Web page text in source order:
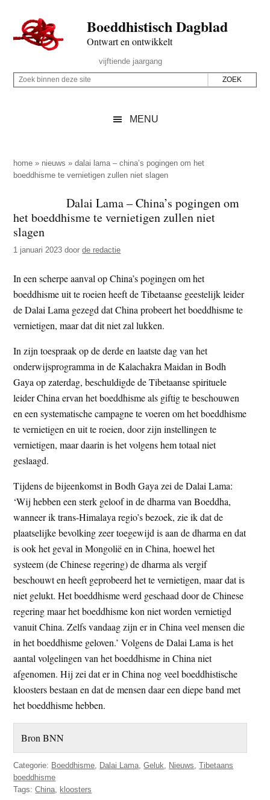
naar
de
inhoud
secondary
naar
de
sidebar
naar
de
Boeddhistisch Dagblad
Ontwart en ontwikkelt
Rechts
vijftiende jaargang
Z
p
d
z
e
s
t
e
Z
i
n
n
d
e
e
s
i
t
e
MENU
home » nieuws »dalai lama – china’s pogingen om het
boeddhisme te vernietigen zullen niet slagen
Dalai Lama – China’s pogingen om
het boeddhisme te vernietigen zullen niet
slagen
1 januari 2023 doorde redactie
In een scherpe aanval op China’s pogingen om het
boeddhisme uit te roeien heeft de Tibetaanse geestelijk leider
de Dalai Lama gezegd dat China probeert het boeddhisme te
vernietigen, maar dat dit niet zal lukken.
In zijn toespraak op de derde en laatste dag van het
onderwijsprogramma in de Kalachakra Maidan in Bodh
Gaya op zaterdag, beschuldigde de Tibetaanse spirituele
leider China ervan het boeddhisme als giftig te beschouwen
en een systematische campagne te voeren om het boeddhisme
te vernietigen en uit te roeien, door zijn instellingen te
vernietigen, maar daarin is het volgens hem totaal niet
geslaagd.
Tijdens de bijeenkomst in Bodh Gaya zei de Dalai Lama:
‘Wij hebben een sterk geloof in de dharma van Boeddha,
wanneer ik trans-Himalaya regio’s bezoek, zie ik dat de
plaatselijke bevolking zeer toegewijd is aan de dharma en dat
is ook het geval in Mongolië en in China, hoewel het
systeem (de Chinese regering) de dharma als vergif
beschouwt en heeft geprobeerd het te vernietigen, maar dat is
niet gelukt. Het boeddhisme werd geschaad door de Chinese
regering maar het boeddhisme kon niet worden vernietigd
vanuit China. Zelfs vandaag zijn er in China veel mensen die
in het boeddhisme geloven.’ Volgens de Dalai Lama is het
aantal volgelingen van het boeddhisme in China niet
afgenomen. Hij zei dat er in China nog veel boeddhistische
kloosters bestaan en dat de mensen daar een diepe band met
het boeddhisme hebben.
Bron BNN
Categorie: Boeddhisme, Dalai Lama,Geluk, Nieuws,Tibetaans
boeddhisme
Tags:China, kloosters